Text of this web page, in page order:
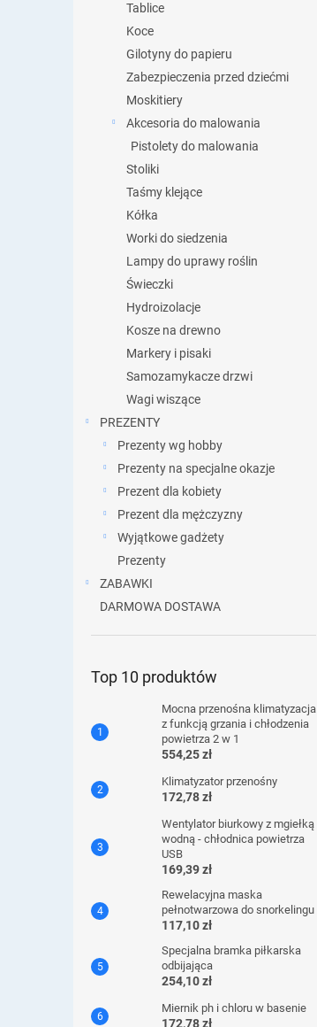
Tablice
Koce
Gilotyny do papieru
Zabezpieczenia przed dziećmi
Moskitiery
Akcesoria do malowania
Pistolety do malowania
Stoliki
Taśmy klejące
Kółka
Worki do siedzenia
Lampy do uprawy roślin
Świeczki
Hydroizolacje
Kosze na drewno
Markery i pisaki
Samozamykacze drzwi
Wagi wiszące
PREZENTY
Prezenty wg hobby
Prezenty na specjalne okazje
Prezent dla kobiety
Prezent dla mężczyzny
Wyjątkowe gadżety
Prezenty
ZABAWKI
DARMOWA DOSTAWA
Top 10 produktów
Mocna przenośna klimatyzacja
z funkcją grzania i chłodzenia
powietrza 2 w 1
554,25 zł
Klimatyzator przenośny
172,78 zł
Wentylator biurkowy z mgiełką
wodną - chłodnica powietrza
USB
169,39 zł
Rewelacyjna maska ​​
pełnotwarzowa do snorkelingu
117,10 zł
Specjalna bramka piłkarska
odbijająca
254,10 zł
Miernik ph i chloru w basenie
172,78 zł